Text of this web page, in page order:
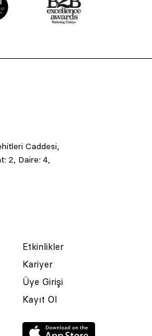
Caddesi,
2, Daire: 4,
Etkinlikler
Kariyer
Üye Girişi
Kayıt Ol